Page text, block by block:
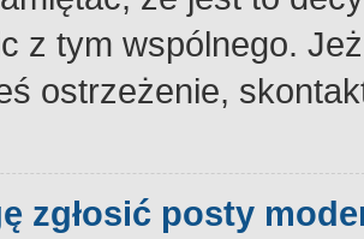
z tym wspólnego.
ostrzeżenie,
zgłosić posty